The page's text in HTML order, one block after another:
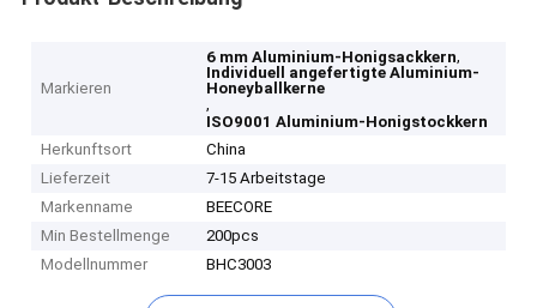
Markieren
6 mm Aluminium-Honigsackkern,
Individuell angefertigte Aluminium-
Honeyballkerne
,
ISO9001 Aluminium-Honigstockkern
Herkunftsort
China
Lieferzeit
7-15 Arbeitstage
Markenname
BEECORE
Min Bestellmenge
200pcs
Modellnummer
BHC3003